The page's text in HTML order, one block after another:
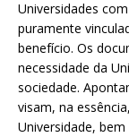
Universidades
puramente
benefício. Os
necessidade da
sociedade.
visam, na
Universidade,